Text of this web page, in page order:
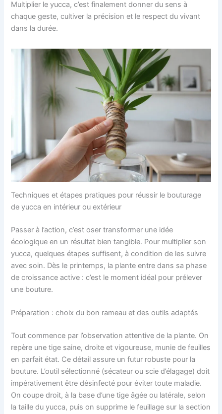
Multiplier le yucca, c’est finalement donner du sens à
chaque geste, cultiver la précision et le respect du vivant
dans la durée.
Techniques et étapes pratiques pour réussir le bouturage
de yucca en intérieur ou extérieur
Passer à l’action, c’est oser transformer une idée
écologique en un résultat bien tangible. Pour multiplier son
yucca, quelques étapes suffisent, à condition de les suivre
avec soin. Dès le printemps, la plante entre dans sa phase
de croissance active : c’est le moment idéal pour prélever
une bouture.
Préparation : choix du bon rameau et des outils adaptés
Tout commence par l’observation attentive de la plante. On
repère une tige saine, droite et vigoureuse, munie de feuilles
en parfait état. Ce détail assure un futur robuste pour la
bouture. L’outil sélectionné (sécateur ou scie d’élagage) doit
impérativement être désinfecté pour éviter toute maladie.
On coupe droit, à la base d’une tige âgée ou latérale, selon
la taille du yucca, puis on supprime le feuillage sur la section